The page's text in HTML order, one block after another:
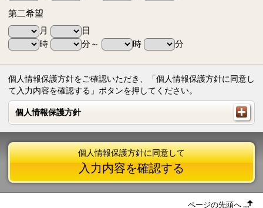
第二希望
月
日
時
分～ 時 分
個人情報保護方針をご確認いただき、「個人情報保護方針に同意し
て入力内容を確認する」ボタンを押してください。
個人情報保護方針
個人情報保護方針
個人情報保護方針に同意して
入力内容を確認する
ページの先頭へ